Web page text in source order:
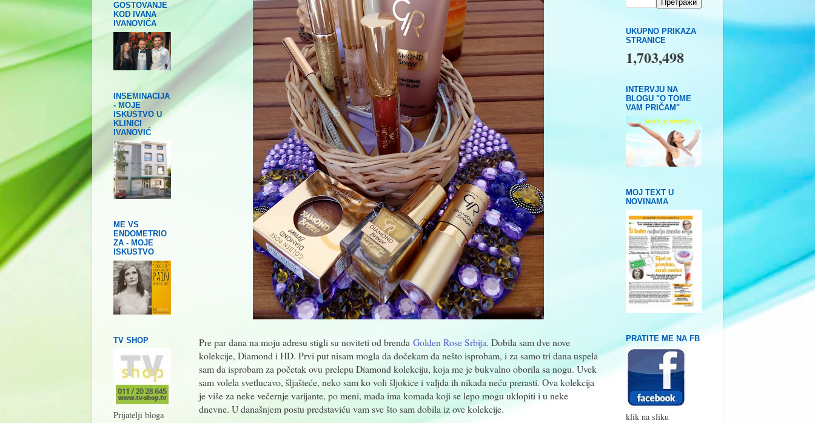
Pre par dana na moju adresu stigli su noviteti od brenda Golden Rose Srbija. Dobila sam dve nove
kolekcije, Diamond i HD. Prvi put nisam mogla da dočekam da nešto isprobam, i za samo tri dana uspela
sam da isprobam za početak ovu prelepu Diamond kolekciju, koja me je bukvalno oborila sa nogu. Uvek
sam volela svetlucavo, šljašteće, neko sam ko voli šljokice i valjda ih nikada neću prerasti. Ova kolekcija
je više za neke večernje varijante, po meni, mada ima komada koji se lepo mogu uklopiti i u neke
dnevne. U današnjem postu predstaviću vam sve što sam dobila iz ove kolekcije.
GOSTOVANJE
KOD IVANA
IVANOVIĆA
INSEMINACIJA
- MOJE
ISKUSTVO U
KLINICI
IVANOVIĆ
ME VS
ENDOMETRIO
ZA - MOJE
ISKUSTVO
TV SHOP
Prijatelji bloga
UKUPNO PRIKAZA
STRANICE
1,703,498
INTERVJU NA
BLOGU "O TOME
VAM PRIČAM"
MOJ TEXT U
NOVINAMA
PRATITE ME NA FB
klik na sliku